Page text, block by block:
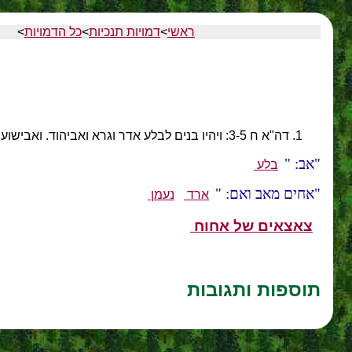
ראשי>דמויות תנכיות>כל הדמויות>
דה"א ח 3-5: ויהיו בנים לבלע אדר וגרא ואביהוד. ואבישוע ונעמן ואחוח. וגרא ושפופן וחורם.
אב: בלע
אחים מאב ואם: ארד נעמן
צאצאים של אחוח
תוספות ותגובות